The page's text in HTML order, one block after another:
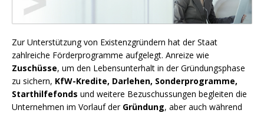
Zur Unterstützung von Existenzgründern hat der Staat
zahlreiche Förderprogramme aufgelegt. Anreize wie
Zuschüsse, um den Lebensunterhalt in der Gründungsphase
zu sichern, KfW-Kredite, Darlehen, Sonderprogramme,
Starthilfefonds und weitere Bezuschussungen begleiten die
Unternehmen im Vorlauf der Gründung, aber auch während